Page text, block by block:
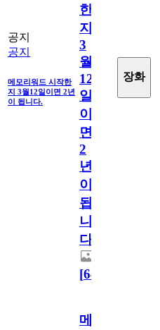
공지
공지
메모리워드 시작한
지 3월12일이면 2년
이 됩니다.
한
지
3
월
12
일
이
면
2
년
이
됩
니
다.
[64
장화
메